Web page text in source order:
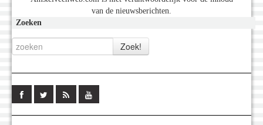
van de nieuwsberichten.
Zoeken